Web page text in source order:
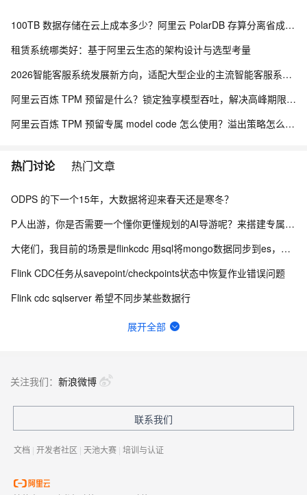
100TB 数据存储在云上成本多少？阿里云 PolarDB 存算分离省成本解析
租赁系统哪类好：基于阿里云生态的架构设计与选型考量
2026智能客服系统发展新方向，适配大型企业的主流智能客服系统评测
阿里云百炼 TPM 预留是什么？锁定独享模型吞吐，解决高峰期限流问题
阿里云百炼 TPM 预留专属 model code 怎么使用？溢出策略怎么选？
热门讨论 热门文章
ODPS 的下一个15年，大数据将迎来春天还是寒冬？
P人出游，你是否需要一个懂你更懂规划的AI导游呢？来搭建专属文旅问答机器人吧
大佬们，我目前的场景是flinkcdc 用sql将mongo数据同步到es，有人做过这样的场景吗？
Flink CDC任务从savepoint/checkpoints状态中恢复作业错误问题
Flink cdc sqlserver 希望不同步某些数据行
Flink CDC中有人使用clickhouse sink吗？
展开全部
关注我们： 新浪微博
联系我们
文档 | 开发者社区 | 天池大赛 | 培训与认证